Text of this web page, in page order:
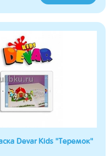
Devar Kids "Теремок"